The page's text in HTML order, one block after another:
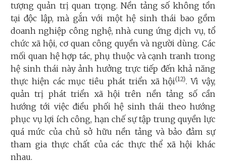
tượng quản trị quan trọng. Nền tảng số không tồn
tại độc lập, mà gắn với một hệ sinh thái bao gồm
doanh nghiệp công nghệ, nhà cung ứng dịch vụ, tổ
chức xã hội, cơ quan công quyền và người dùng. Các
mối quan hệ hợp tác, phụ thuộc và cạnh tranh trong
hệ sinh thái này ảnh hưởng trực tiếp đến khả năng
thực hiện các mục tiêu phát triển xã hội(12). Vì vậy,
quản trị phát triển xã hội trên nền tảng số cần
hướng tới việc điều phối hệ sinh thái theo hướng
phục vụ lợi ích công, hạn chế sự tập trung quyền lực
quá mức của chủ sở hữu nền tảng và bảo đảm sự
tham gia thực chất của các thực thể xã hội khác
nhau.